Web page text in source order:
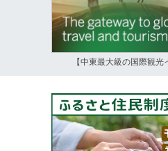
【中東最大級の国際観光